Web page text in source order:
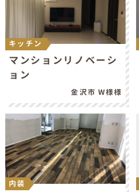
キッチン
マンションリノベーシ
ョン
金沢市 W様様
内装